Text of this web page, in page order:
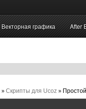
Векторная графика After
» Скрипты для Ucoz »